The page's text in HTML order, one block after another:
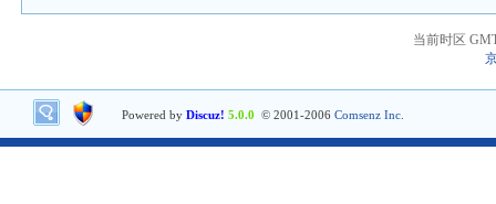
当前时区
Powered by Discuz! 5.0.0 © 2001-2006 Comsenz Inc.